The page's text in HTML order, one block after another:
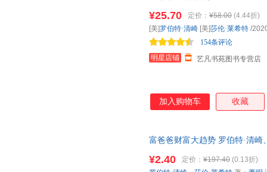
¥25.70 定价： ¥58.00 (4.44折)
明星店铺 艺凡书苑图书专营店
154条评论
[美]罗伯特·清崎 [美]莎伦·莱希特 /
加入购物车 收藏
富爸爸财富大趋势 罗伯特·清
¥2.40 定价： ¥197.40 (0.13折)